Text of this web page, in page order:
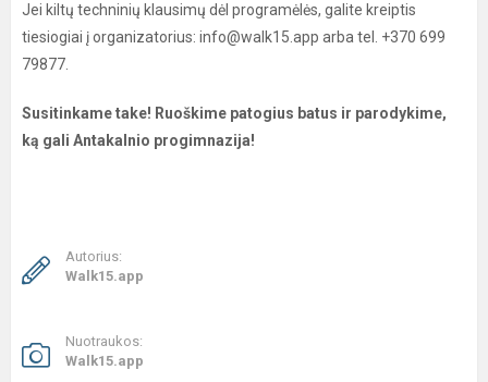
Jei kiltų techninių klausimų dėl programėlės, galite kreiptis
tiesiogiai į organizatorius: info@walk15.app arba tel. +370 699
79877.
Susitinkame take! Ruoškime patogius batus ir parodykime,
ką gali Antakalnio progimnazija!
Autorius:
Walk15.app
Nuotraukos:
Walk15.app